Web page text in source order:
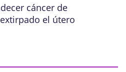
cáncer de
el útero